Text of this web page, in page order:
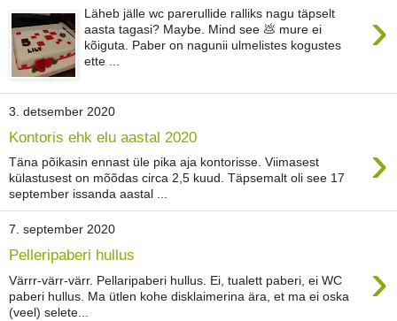
›
Läheb jälle wc parerullide ralliks nagu täpselt
aasta tagasi? Maybe. Mind see 💩 mure ei
kõiguta. Paber on nagunii ulmelistes kogustes
ette ...
3. detsember 2020
Kontoris ehk elu aastal 2020 ›
Täna põikasin ennast üle pika aja kontorisse. Viimasest
külastusest on mõõdas circa 2,5 kuud. Täpsemalt oli see 17
september issanda aastal ...
7. september 2020
Pelleripaberi hullus ›
Värrr-värr-värr. Pellaripaberi hullus. Ei, tualett paberi, ei WC
paberi hullus. Ma ütlen kohe disklaimerina ära, et ma ei oska
(veel) selete...